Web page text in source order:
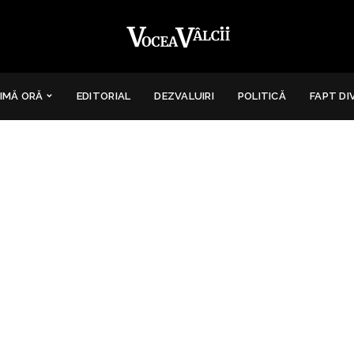
ORĂ EDITORIAL DEZVALUIRI POLITICĂ FAPT